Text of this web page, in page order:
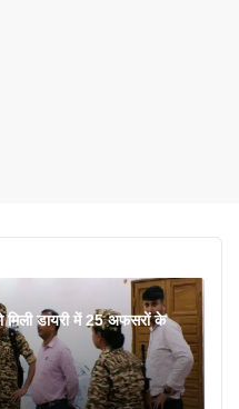
डायरी में 25 अफसरों के